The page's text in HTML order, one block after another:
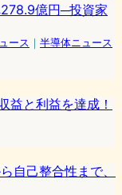
億円─投資家
ース ｜ 半導体ニュース
益と利益を達成！
自己整合性まで、